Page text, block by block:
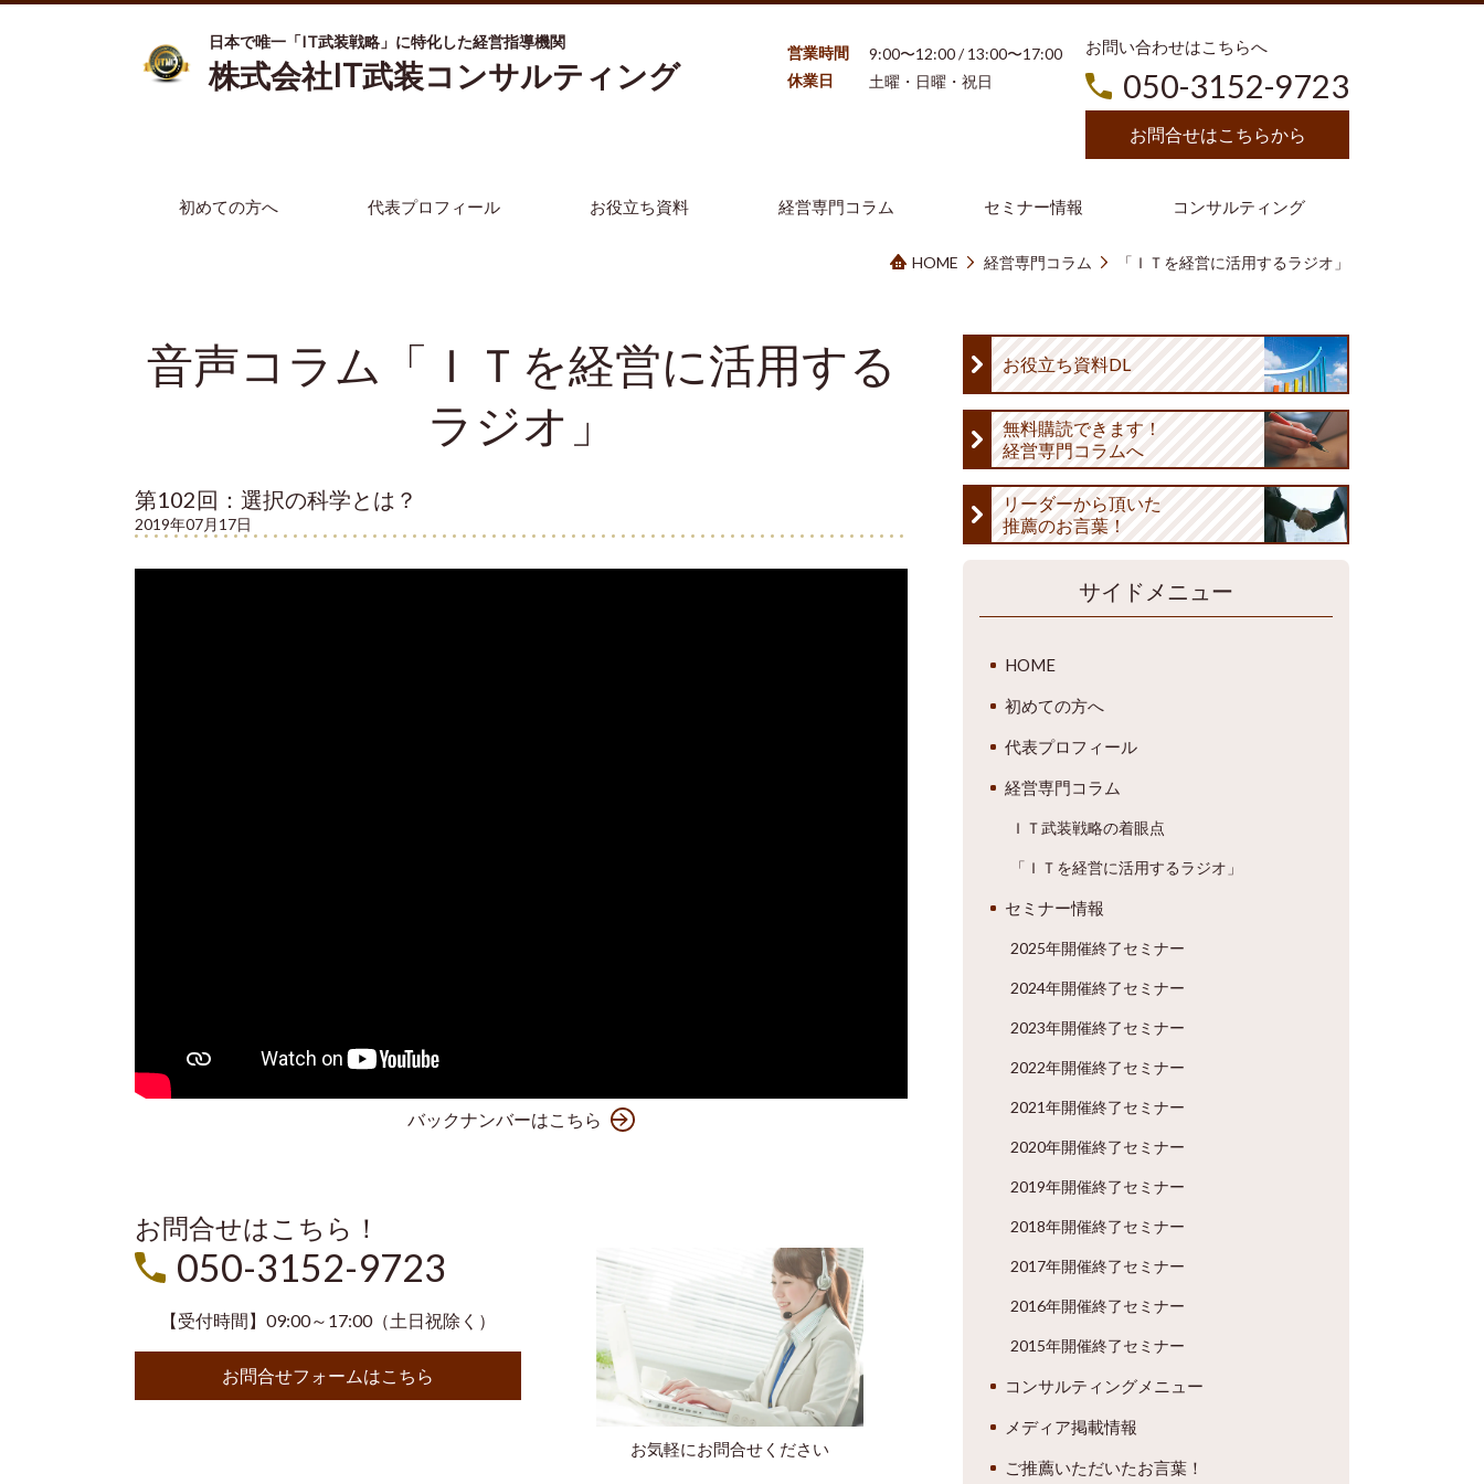
日本で唯一「IT武装戦略」に特化した経営指導機関
株式会社IT武装コンサルティング
営業時間
9:00〜12:00 / 13:00〜17:00
休業日
土曜・日曜・祝日
お問い合わせはこちらへ
050-3152-9723
お問合せはこちらから
初めての方へ 代表プロフィール お役立ち資料 経営専門コラム セミナー情報 コンサルティング
HOME 経営専門コラム 「ＩＴを経営に活用するラジオ」
音声コラム「ＩＴを経営に活用する
ラジオ」
第102回：選択の科学とは？
2019年07月17日
バックナンバーはこちら
お問合せはこちら！
お気軽にお問合せください
050-3152-9723
【受付時間】09:00～17:00（土日祝除く）
お問合せフォームはこちら
お役立ち資料DL
無料購読できます！
経営専門コラムへ
リーダーから頂いた
推薦のお言葉！
サイドメニュー
HOME
初めての方へ
代表プロフィール
経営専門コラム
ＩＴ武装戦略の着眼点
「ＩＴを経営に活用するラジオ」
セミナー情報
2025年開催終了セミナー
2024年開催終了セミナー
2023年開催終了セミナー
2022年開催終了セミナー
2021年開催終了セミナー
2020年開催終了セミナー
2019年開催終了セミナー
2018年開催終了セミナー
2017年開催終了セミナー
2016年開催終了セミナー
2015年開催終了セミナー
コンサルティングメニュー
メディア掲載情報
ご推薦いただいたお言葉！